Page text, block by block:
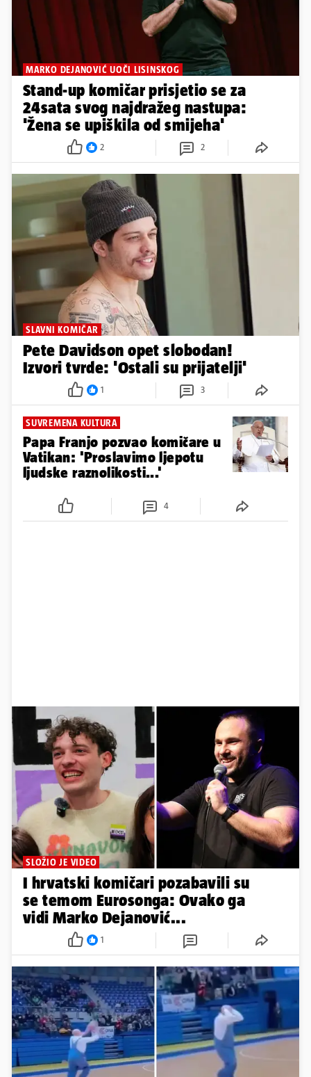
MARKO DEJANOVIĆ UOČI LISINSKOG
Stand-up komičar prisjetio se za
24sata svog najdražeg nastupa:
'Žena se upiškila od smijeha'
2 2
SLAVNI KOMIČAR
Pete Davidson opet slobodan!
Izvori tvrde: 'Ostali su prijatelji'
1 3
SUVREMENA KULTURA
Papa Franjo pozvao komičare u
Vatikan: 'Proslavimo ljepotu
ljudske raznolikosti...'
4
SLOŽIO JE VIDEO
I hrvatski komičari pozabavili su
se temom Eurosonga: Ovako ga
vidi Marko Dejanović...
1